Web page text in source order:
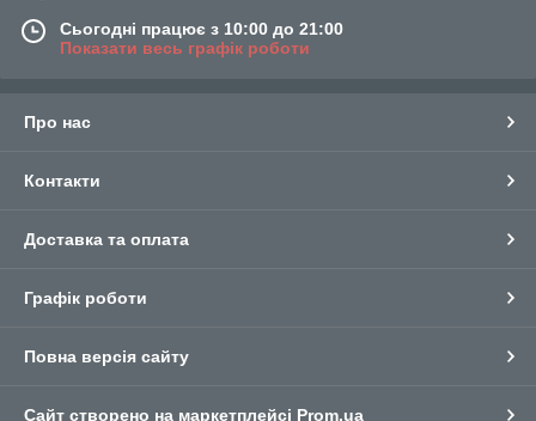
Сьогодні працює з 10:00 до 21:00
Показати весь графік роботи
Про нас
Контакти
Доставка та оплата
Графік роботи
Повна версія сайту
Сайт створено на маркетплейсі Prom.ua